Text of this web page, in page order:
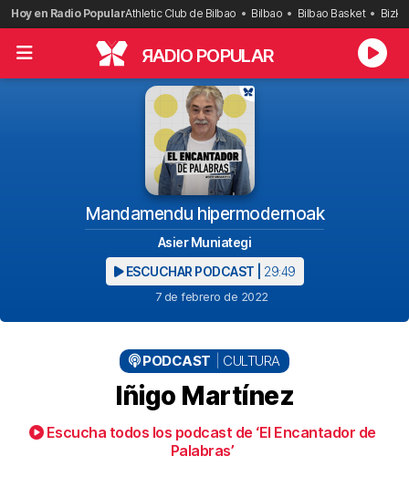
Saltar
al
contenido
Hoy en Radio PopularAthletic Club de Bilbao Bilbao Bilbao Basket
RADIO POPULAR
Mandamendu hipermodernoak
Asier Muniategi
ESCUCHAR PODCAST | 29:49
7 de febrero de 2022
PODCAST CULTURA
Iñigo Martínez
Escucha todos los podcast de ‘El Encantador de
Palabras’
29:49 Mandamendu hipermodernoak | Iñigo Martínez